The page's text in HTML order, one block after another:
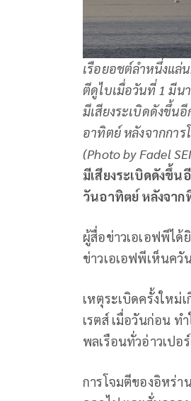
เรือยอชต์ลำหนึ่งแล่
ตีดูไบเมื่อวันที่ 1 มีน
มีเสียงระเบิดดังขึ้นอี
อาทิตย์ หลังจากกา
(Photo by Fadel
มีเสียงระเบิดดังขึ้น
วันอาทิตย์ หลังจาก
ผู้สื่อข่าวเอเอฟพีได้
ข่าวเอเอฟพีเห็นค
เหตุระเบิดครั้งใหม่
เรตส์ เมื่อวันก่อน ท
พลเรือนทั่วอ่าวเปอ
การโจมตีของอิหร่า